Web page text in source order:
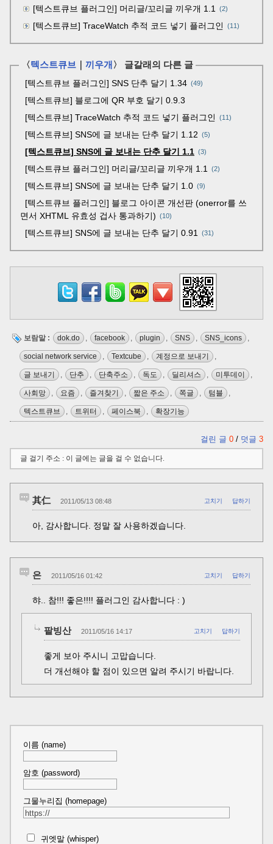
[텍스트큐브 플러그인] 머리글/꼬리글 끼우개 1.1 (2)
[텍스트큐브] TraceWatch 추적 코드 넣기 플러그인 (11)
〈텍스트큐브 끼우개 〉 글갈래의 다른 글
[텍스트큐브 플러그인] SNS 단추 달기 1.34 49
[텍스트큐브] 블로그에 QR 부호 달기 0.9.3
[텍스트큐브] TraceWatch 추적 코드 넣기 플러그인
11
[텍스트큐브] SNS에 글 보내는 단추 달기 1.12 5
[텍스트큐브] SNS에 글 보내는 단추 달기 1.1 3
[텍스트큐브 플러그인] 머리글/꼬리글 끼우개 1.1 2
[텍스트큐브] SNS에 글 보내는 단추 달기 1.0 9
[텍스트큐브 플러그인] 블로그 아이콘 개선판 (onerror를 쓰
면서 XHTML 유효성 겁사 통과하기)
10
[텍스트큐브] SNS에 글 보내는 단추 달기 0.91 31
보람말 : dok.do , facebook , plugin , SNS , SNS_icons ,
social network service , Textcube , 계정으로 보내기 ,
글 보내기 , 단추 , 단축주소 , 독도 , 딜리셔스 , 미투데이 ,
사회망 , 요즘 , 즐겨찾기 , 짧은 주소 , 쪽글 , 텀블 ,
텍스트큐브 , 트위터 , 페이스북 , 확장기능
걸린 글 0 / 덧글 3
글 걸기 주소 : 이 글에는 글을 걸 수 없습니다.
其仁 2011/05/13 08:48 고치기 답하기
아, 감사합니다. 정말 잘 사용하겠습니다.
은 2011/05/16 01:42 고치기 답하기
햐.. 참!!! 좋은!!!! 플러그인 감사합니다 : )
팥빙산 2011/05/16 14:17 고치기 답하기
좋게 보아 주시니 고맙습니다.
더 개선해야 할 점이 있으면 알려 주시기 바랍니다.
이름 (name)
암호 (password)
그물누리집 (homepage)
귀엣말 (whisper)